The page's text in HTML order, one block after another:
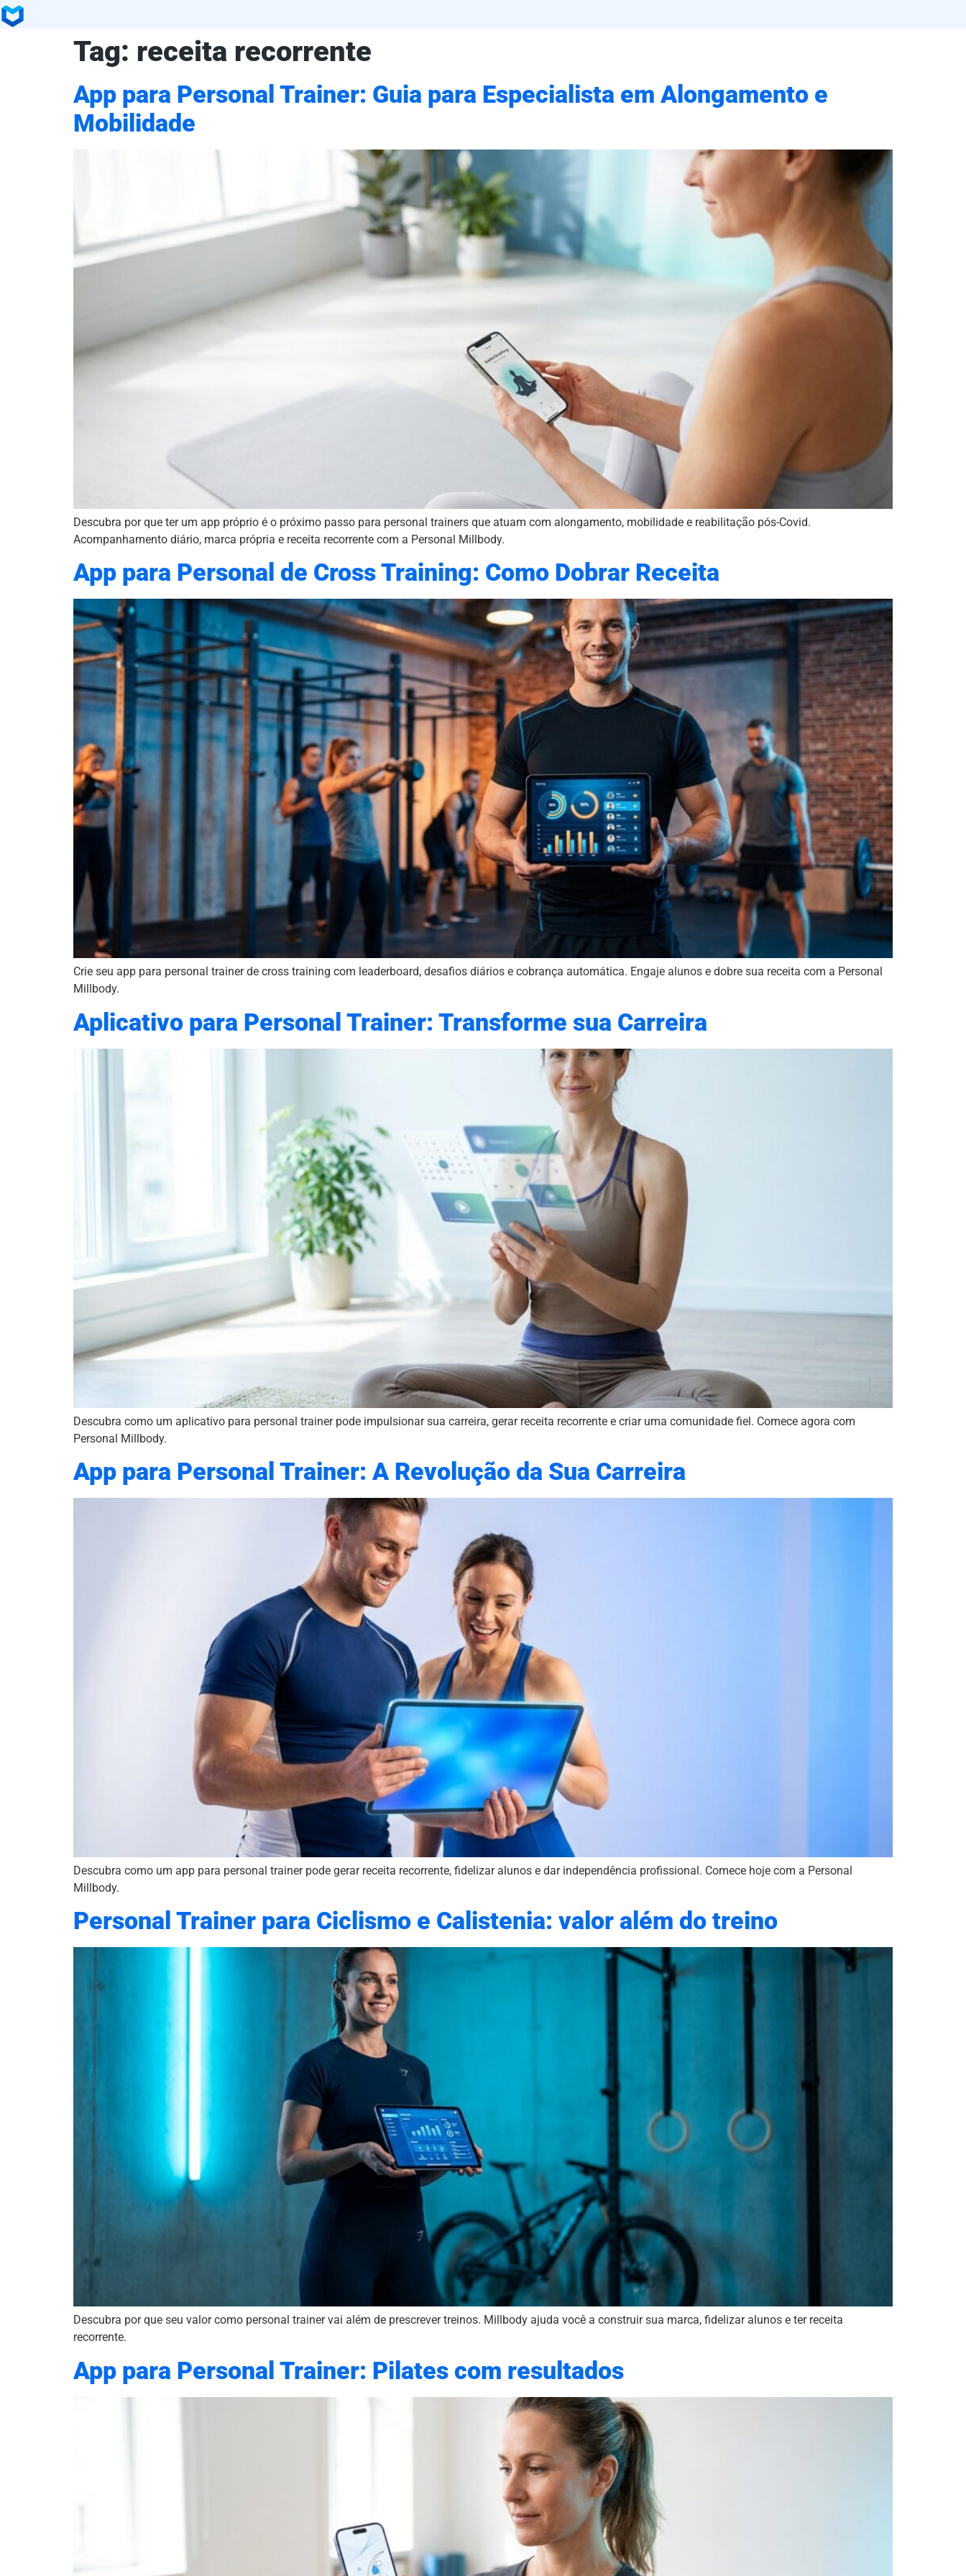
Tag: receita recorrente
App para Personal Trainer: Guia para Especialista em Alongamento e
Mobilidade
Descubra por que ter um app próprio é o próximo passo para personal trainers que atuam com alongamento, mobilidade e reabilitação pós-Covid.
Acompanhamento diário, marca própria e receita recorrente com a Personal Millbody.
App para Personal de Cross Training: Como Dobrar Receita
Crie seu app para personal trainer de cross training com leaderboard, desafios diários e cobrança automática. Engaje alunos e dobre sua receita com a Personal
Millbody.
Aplicativo para Personal Trainer: Transforme sua Carreira
Descubra como um aplicativo para personal trainer pode impulsionar sua carreira, gerar receita recorrente e criar uma comunidade fiel. Comece agora com
Personal Millbody.
App para Personal Trainer: A Revolução da Sua Carreira
Descubra como um app para personal trainer pode gerar receita recorrente, fidelizar alunos e dar independência profissional. Comece hoje com a Personal
Millbody.
Personal Trainer para Ciclismo e Calistenia: valor além do treino
Descubra por que seu valor como personal trainer vai além de prescrever treinos. Millbody ajuda você a construir sua marca, fidelizar alunos e ter receita
recorrente.
App para Personal Trainer: Pilates com resultados